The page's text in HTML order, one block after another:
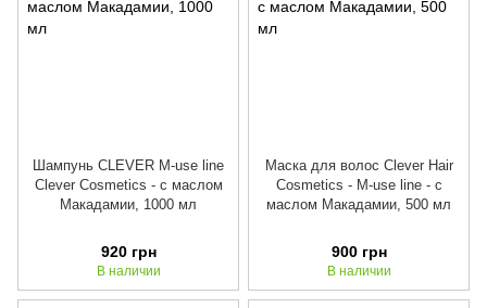
Шампунь CLEVER M-use line
Clever Cosmetics - с маслом
Макадамии, 1000 мл
920 грн
В наличии
Маска для волос Clever Hair
Cosmetics - M-use line - с
маслом Макадамии, 500 мл
900 грн
В наличии